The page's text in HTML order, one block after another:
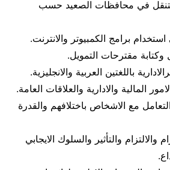
التنقل في محافظات الصعيد حسب
برامج الكمبيوتر والانترنت.
مقترحات التمويل.
باللغتين العربية والانجليزية.
المالية والادارية والعلاقات العامة.
مع الاشخاص باختلافهم والقدرة
والالتزام والتأثير والسلوك الايجابي